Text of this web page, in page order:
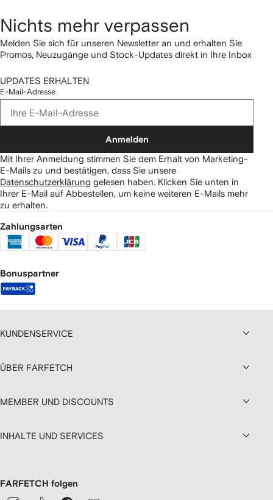
Nichts mehr verpassen
Melden Sie sich für unseren Newsletter an und erhalten Sie
Promos, Neuzugänge und Stock-Updates direkt in Ihre Inbox
UPDATES ERHALTEN
E-Mail-Adresse
Anmelden
Mit Ihrer Anmeldung stimmen Sie dem Erhalt von Marketing-
E-Mails zu und bestätigen, dass Sie unsere
Datenschutzerklärung gelesen haben. Klicken Sie unten in
Ihrer E-Mail auf Abbestellen, um keine weiteren E-Mails mehr
zu erhalten.
Zahlungsarten
Bonuspartner
KUNDENSERVICE
ÜBER FARFETCH
MEMBER UND DISCOUNTS
INHALTE UND SERVICES
FARFETCH folgen